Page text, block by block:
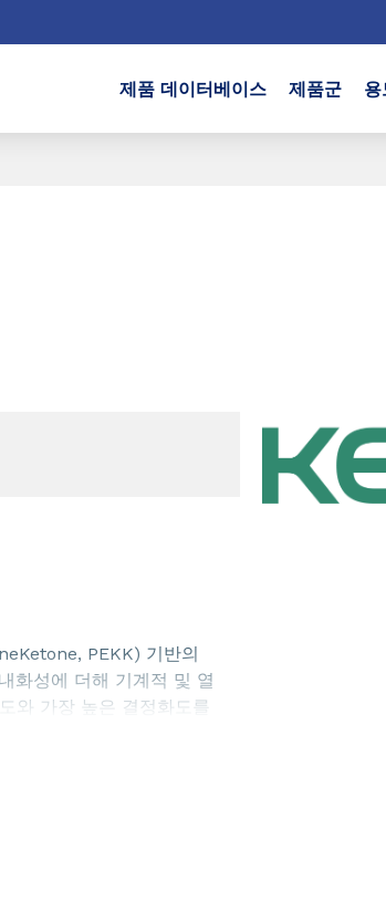
제품 데이터베이스 제품군
PEKK) 기반의
화성에 더해 기계적 및 열
와 가장 높은 결정화도를
축 강도를 갖습니다.
데, 이들은 모두 반제품,
은 부품의 사출 성형을